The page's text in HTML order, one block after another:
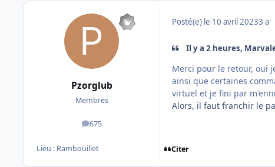
Pzorglub
Membres
675
messages
Lieu : Rambouillet
Posté(e) le 10 avril 20233 a
Il y a 2 heures,
Merci pour le retour, oui
ainsi que certaines
virtuel et je fini par
Alors, il faut franchir le
Citer